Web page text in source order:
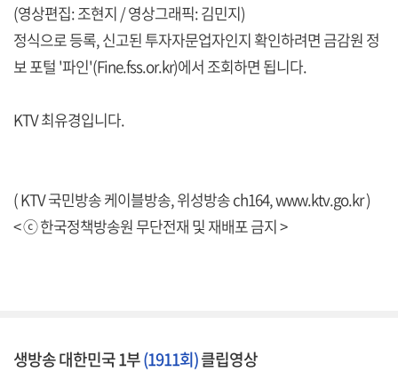
(영상편집: 조현지 / 영상그래픽: 김민지)
정식으로 등록, 신고된 투자자문업자인지 확인하려면 금감원 정
보 포털 '파인'(Fine.fss.or.kr)에서 조회하면 됩니다.
KTV 최유경입니다.
( KTV 국민방송 케이블방송, 위성방송 ch164,www.ktv.go.kr)
< ⓒ 한국정책방송원 무단전재 및 재배포 금지 >
생방송 대한민국 1부(1911회)클립영상